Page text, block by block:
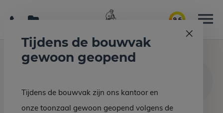
9.6
Home
Interieur/bouw
Orobico
Tijdens de bouwvak
gewoon geopend
Tijdens de bouwvak zijn ons kantoor en
onze toonzaal gewoon geopend volgens de